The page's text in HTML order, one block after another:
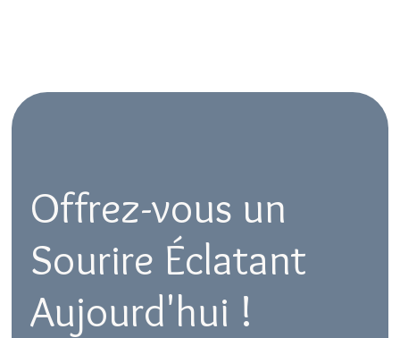
Offrez-vous un
Sourire Éclatant
Aujourd'hui !